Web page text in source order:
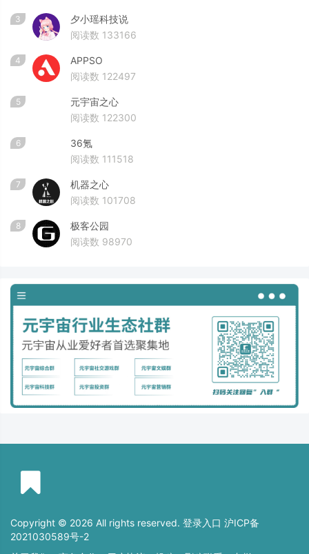
3
夕小瑶科技说
阅读数 133166
4
APPSO
阅读数 122497
5
元宇宙之心
阅读数 122300
6
36氪
阅读数 111518
7
机器之心
阅读数 101708
8
极客公园
阅读数 98970
Copyright © 2026 All rights reserved. 登录入口 沪ICP备
2021030589号-2